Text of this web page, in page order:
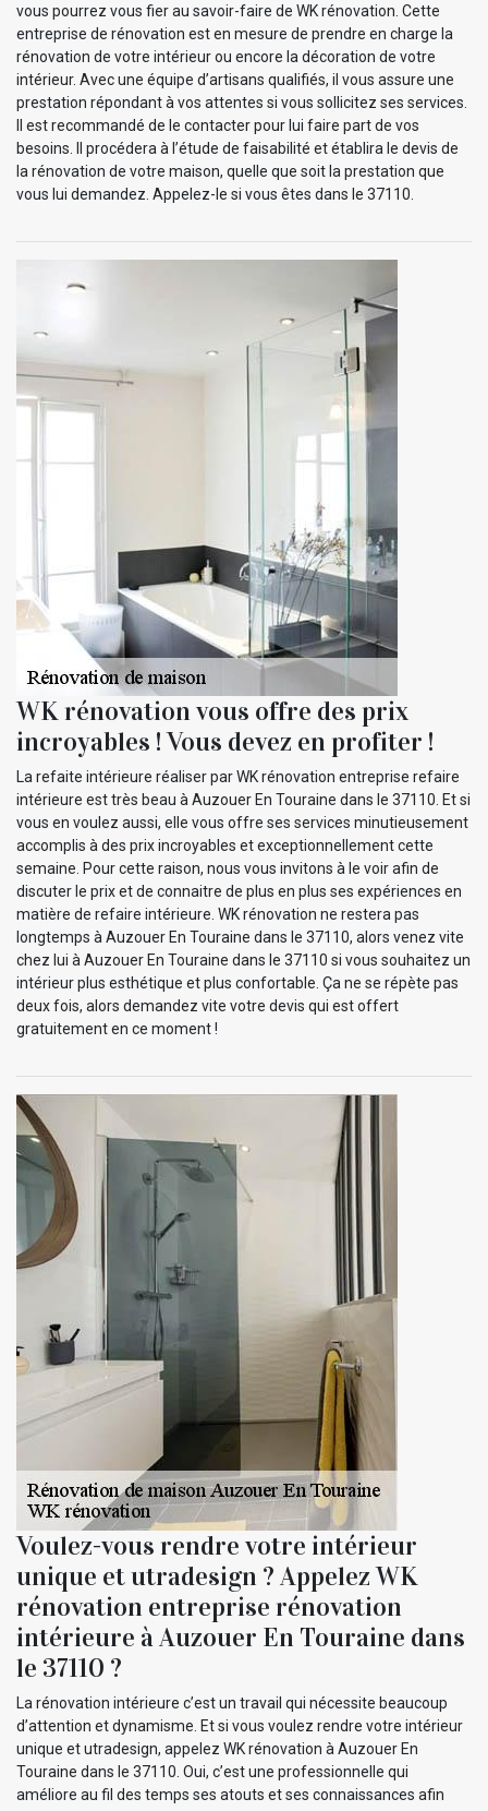
vous pourrez vous fier au savoir-faire de WK rénovation. Cette
entreprise de rénovation est en mesure de prendre en charge la
rénovation de votre intérieur ou encore la décoration de votre
intérieur. Avec une équipe d’artisans qualifiés, il vous assure une
prestation répondant à vos attentes si vous sollicitez ses services.
Il est recommandé de le contacter pour lui faire part de vos
besoins. Il procédera à l’étude de faisabilité et établira le devis de
la rénovation de votre maison, quelle que soit la prestation que
vous lui demandez. Appelez-le si vous êtes dans le 37110.
WK rénovation vous offre des prix
incroyables ! Vous devez en profiter !
La refaite intérieure réaliser par WK rénovation entreprise refaire
intérieure est très beau à Auzouer En Touraine dans le 37110. Et si
vous en voulez aussi, elle vous offre ses services minutieusement
accomplis à des prix incroyables et exceptionnellement cette
semaine. Pour cette raison, nous vous invitons à le voir afin de
discuter le prix et de connaitre de plus en plus ses expériences en
matière de refaire intérieure. WK rénovation ne restera pas
longtemps à Auzouer En Touraine dans le 37110, alors venez vite
chez lui à Auzouer En Touraine dans le 37110 si vous souhaitez un
intérieur plus esthétique et plus confortable. Ça ne se répète pas
deux fois, alors demandez vite votre devis qui est offert
gratuitement en ce moment !
Voulez-vous rendre votre intérieur
unique et utradesign ? Appelez WK
rénovation entreprise rénovation
intérieure à Auzouer En Touraine dans
le 37110 ?
La rénovation intérieure c’est un travail qui nécessite beaucoup
d’attention et dynamisme. Et si vous voulez rendre votre intérieur
unique et utradesign, appelez WK rénovation à Auzouer En
Touraine dans le 37110. Oui, c’est une professionnelle qui
améliore au fil des temps ses atouts et ses connaissances afin